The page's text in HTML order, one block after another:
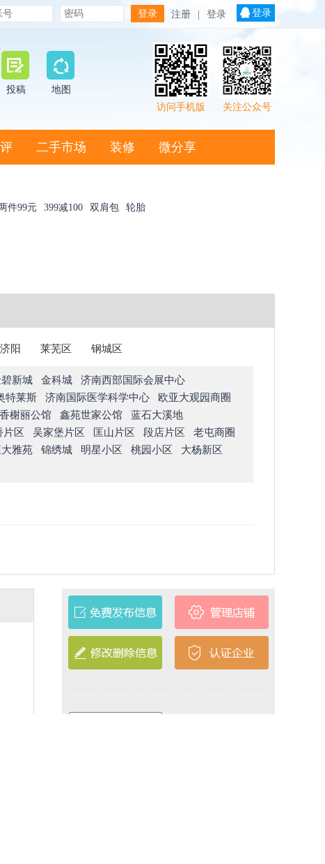
注册 登录 登录
投稿
地图
关注公众号
访问手机版
二手市场 装修 微分享
件99元 399减100 双肩包
轮胎
济阳 莱芜区 钢城区
新城 金科城
济南西部国际会展中心
特莱斯 济南国际医学科学中心
欧亚大观园商圈
榭丽公馆 鑫苑世家公馆
蓝石大溪地
片区 吴家堡片区 匡山片区 段店片区
老屯商圈
雅苑 锦绣城 明星小区 桃园小区
大杨新区